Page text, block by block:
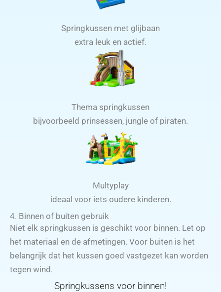
Springkussen met glijbaan
extra leuk en actief.
Thema springkussen
bijvoorbeeld prinsessen, jungle of piraten.
Multyplay
ideaal voor iets oudere kinderen.
4. Binnen of buiten gebruik
Niet elk springkussen is geschikt voor binnen. Let op
het materiaal en de afmetingen. Voor buiten is het
belangrijk dat het kussen goed vastgezet kan worden
tegen wind.
Springkussens voor binnen!